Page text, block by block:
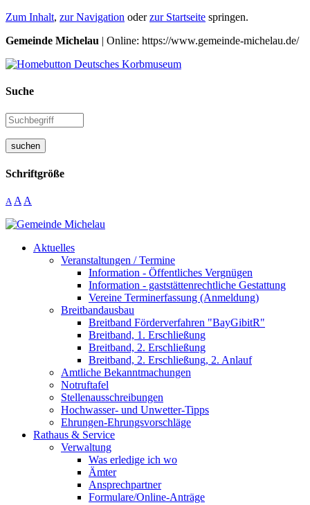
Zum Inhalt, zur Navigation oderzur Startseite springen.
Gemeinde Michelau | Online: https://www.gemeinde-michelau.de/
Suche
suchen
Schriftgröße
A A A
Aktuelles
Veranstaltungen / Termine
Information - Öffentliches Vergnügen
Information - gaststättenrechtliche Gestattung
Vereine Terminerfassung (Anmeldung)
Breitbandausbau
Breitband Förderverfahren "BayGibitR"
Breitband, 1. Erschließung
Breitband, 2. Erschließung
Breitband, 2. Erschließung, 2. Anlauf
Amtliche Bekanntmachungen
Notruftafel
Stellenausschreibungen
Hochwasser- und Unwetter-Tipps
Ehrungen-Ehrungsvorschläge
Rathaus & Service
Verwaltung
Was erledige ich wo
Ämter
Ansprechpartner
Formulare/Online-Anträge